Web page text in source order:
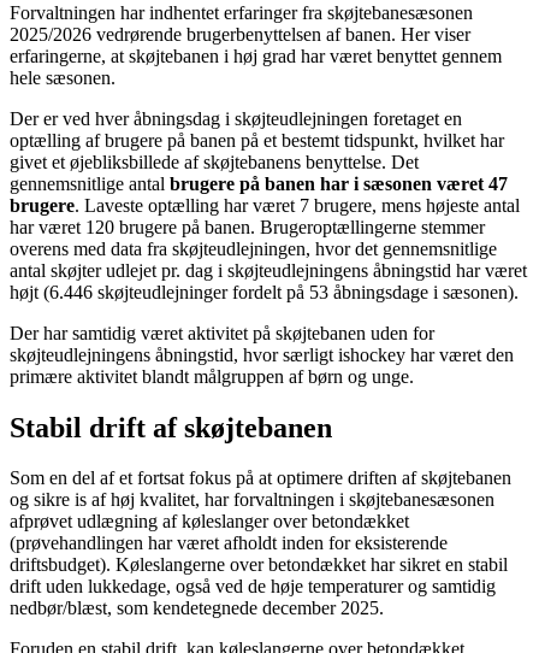
Forvaltningen har indhentet erfaringer fra skøjtebanesæsonen
2025/2026 vedrørende brugerbenyttelsen af banen. Her viser
erfaringerne, at skøjtebanen i høj grad har været benyttet gennem
hele sæsonen.
Der er ved hver åbningsdag i skøjteudlejningen foretaget en
optælling af brugere på banen på et bestemt tidspunkt, hvilket har
givet et øjebliksbillede af skøjtebanens benyttelse. Det
gennemsnitlige antal brugere på banen har i sæsonen været 47
brugere. Laveste optælling har været 7 brugere, mens højeste antal
har været 120 brugere på banen. Brugeroptællingerne stemmer
overens med data fra skøjteudlejningen, hvor det gennemsnitlige
antal skøjter udlejet pr. dag i skøjteudlejningens åbningstid har været
højt (6.446 skøjteudlejninger fordelt på 53 åbningsdage i sæsonen).
Der har samtidig været aktivitet på skøjtebanen uden for
skøjteudlejningens åbningstid, hvor særligt ishockey har været den
primære aktivitet blandt målgruppen af børn og unge.
Stabil drift af skøjtebanen
Som en del af et fortsat fokus på at optimere driften af skøjtebanen
og sikre is af høj kvalitet, har forvaltningen i skøjtebanesæsonen
afprøvet udlægning af køleslanger over betondækket
(prøvehandlingen har været afholdt inden for eksisterende
driftsbudget). Køleslangerne over betondækket har sikret en stabil
drift uden lukkedage, også ved de høje temperaturer og samtidig
nedbør/blæst, som kendetegnede december 2025.